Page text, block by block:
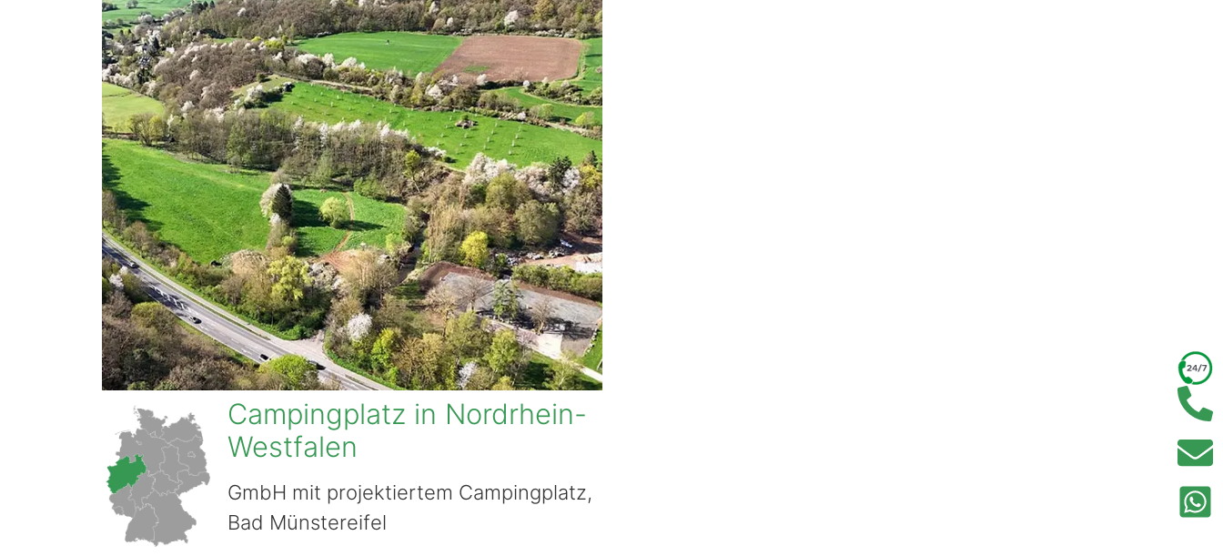
Campingplatz in Nordrhein-
Westfalen
GmbH mit projektiertem Campingplatz,
Bad Münstereifel